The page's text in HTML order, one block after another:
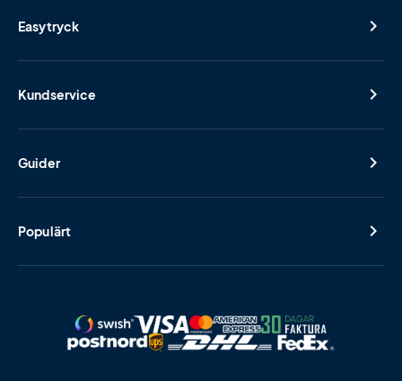
Easytryck
Kundservice
Guider
Populärt